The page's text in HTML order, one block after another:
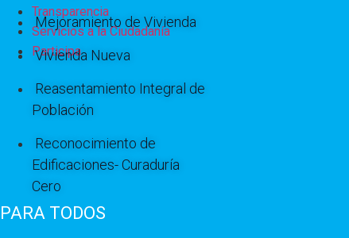
Transparencia
Servicios a la Ciudadanía
Participa
Mejoramiento de Vivienda
Vivienda Nueva
Reasentamiento Integral de
Población
Reconocimiento de
Edificaciones- Curaduría
Cero
PARA TODOS